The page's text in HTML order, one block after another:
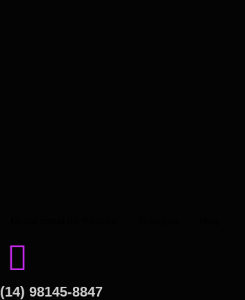
(14) 98145-8847